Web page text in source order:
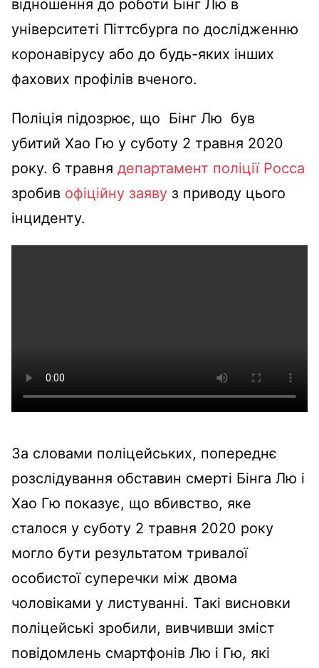
відношення до роботи Бінг Лю в
університеті Піттсбурга по дослідженню
коронавірусу або до будь-яких інших
фахових профілів вченого.
Поліція підозрює, що Бінг Лю був
убитий Хао Гю у суботу 2 травня 2020
року. 6 травня департамент поліції Росса
зробив офіційну заяву з приводу цього
інциденту.
За словами поліцейських, попереднє
розслідування обставин смерті Бінга Лю і
Хао Гю показує, що вбивство, яке
сталося у суботу 2 травня 2020 року
могло бути результатом тривалої
особистої суперечки між двома
чоловіками у листуванні. Такі висновки
поліцейські зробили, вивчивши зміст
повідомлень смартфонів Лю і Гю, які